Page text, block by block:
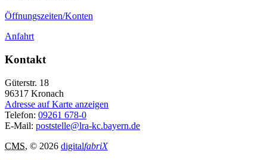
Öffnungszeiten/Konten
Anfahrt
Kontakt
Güterstr. 18
96317 Kronach
Adresse auf Karte anzeigen
Telefon: 09261 678-0
E-Mail: poststelle@lra-kc.bayern.de
CMS, © 2026 digitalfabriX